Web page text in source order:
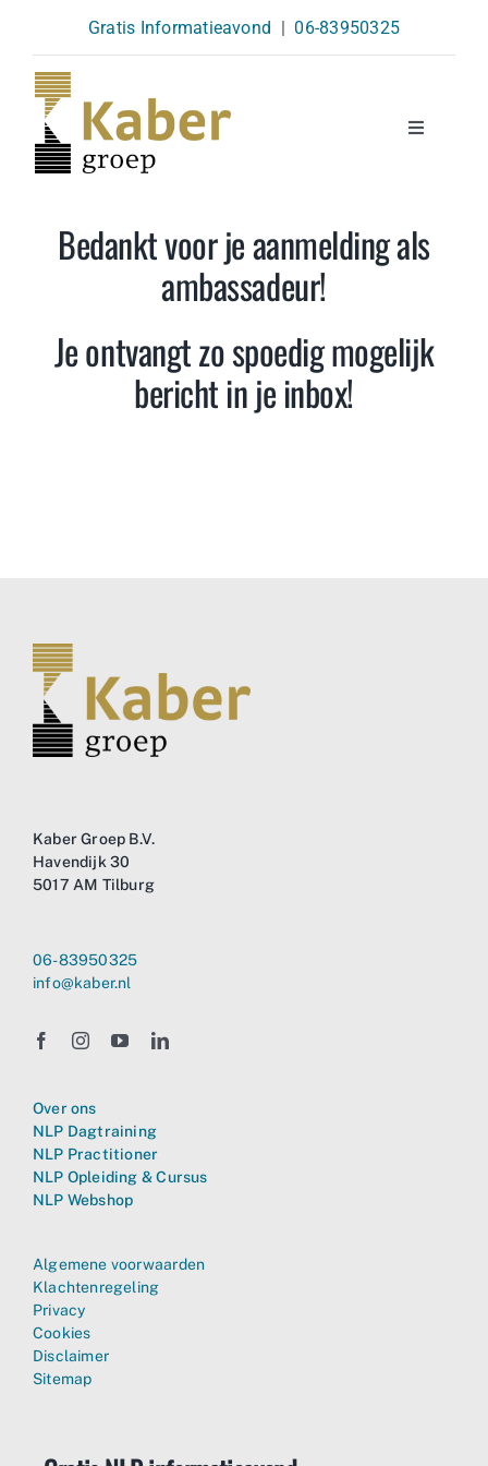
content
Gratis Informatieavond | 06-83950325
Toggle
Agenda
Over Ons
Bedankt voor je aanmelding als
ambassadeur!
Je ontvangt zo spoedig mogelijk
bericht in je inbox!
Kaber Groep B.V.
Havendijk 30
5017 AM Tilburg
06-83950325
info@kaber.nl
Over ons
NLP Dagtraining
NLP Practitioner
NLP Opleiding & Cursus
NLP Webshop
Algemene voorwaarden
Klachtenregeling
Privacy
Cookies
Disclaimer
Sitemap